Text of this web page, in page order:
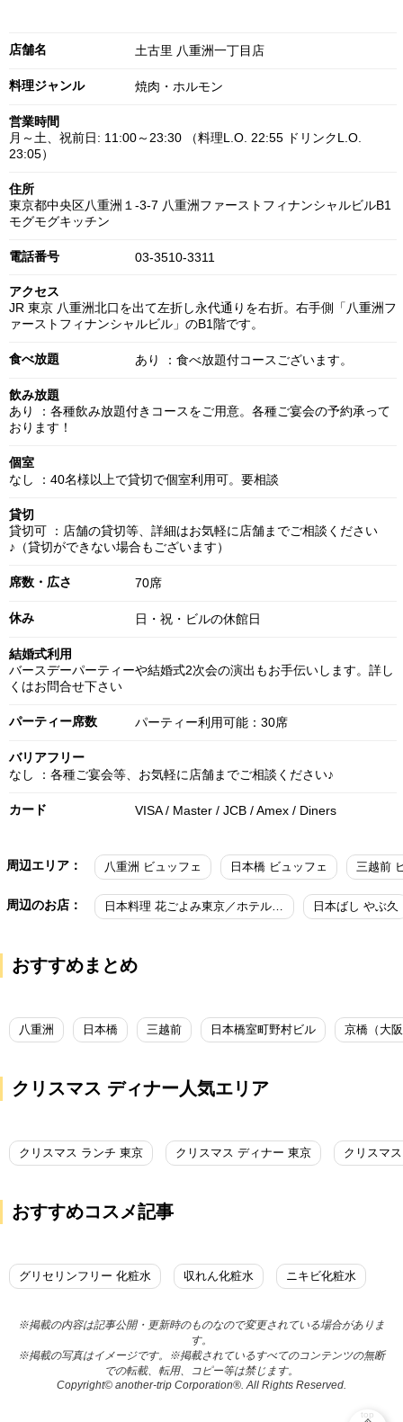
店舗名 土古里 八重洲一丁目店
料理ジャンル 焼肉・ホルモン
営業時間
月～土、祝前日: 11:00～23:30 （料理L.O. 22:55 ドリンクL.O.
23:05）
住所
東京都中央区八重洲１-3-7 八重洲ファーストフィナンシャルビルB1
モグモグキッチン
電話番号 03-3510-3311
アクセス
JR 東京 八重洲北口を出て左折し永代通りを右折。右手側「八重洲フ
ァーストフィナンシャルビル」のB1階です。
食べ放題 あり ：食べ放題付コースございます。
飲み放題
あり ：各種飲み放題付きコースをご用意。各種ご宴会の予約承って
おります！
個室
なし ：40名様以上で貸切で個室利用可。要相談
貸切
貸切可 ：店舗の貸切等、詳細はお気軽に店舗までご相談ください
♪（貸切ができない場合もございます）
席数・広さ 70席
休み 日・祝・ビルの休館日
結婚式利用
バースデーパーティーや結婚式2次会の演出もお手伝いします。詳し
くはお問合せ下さい
パーティー席数 パーティー利用可能：30席
バリアフリー
なし ：各種ご宴会等、お気軽に店舗までご相談ください♪
カード VISA / Master / JCB / Amex / Diners
周辺エリア： 八重洲 ビュッフェ 日本橋 ビュッフェ 三越前
周辺のお店： 日本料理 花ごよみ東京／ホテル龍名館東京 日本ばし やぶ久
おすすめまとめ
八重洲 日本橋 三越前 日本橋室町野村ビル 京橋（大
クリスマス ディナー人気エリア
クリスマス ランチ 東京 クリスマス ディナー 東京 クリスマ
おすすめコスメ記事
グリセリンフリー 化粧水 収れん化粧水 ニキビ化粧水
top
※掲載の内容は記事公開・更新時のものなので変更されている場合がありま
す。
※掲載の写真はイメージです。※掲載されているすべてのコンテンツの無断
での転載、転用、コピー等は禁じます。
Copyright© another-trip Corporation®. All Rights Reserved.